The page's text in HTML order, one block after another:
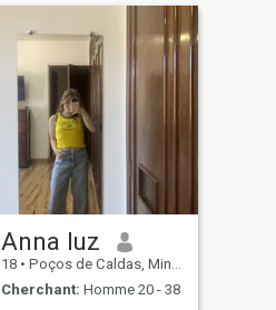
Anna luz
18 • Poços de Caldas, Minas Gerais, Brésil
Cherchant: Homme 20 - 38